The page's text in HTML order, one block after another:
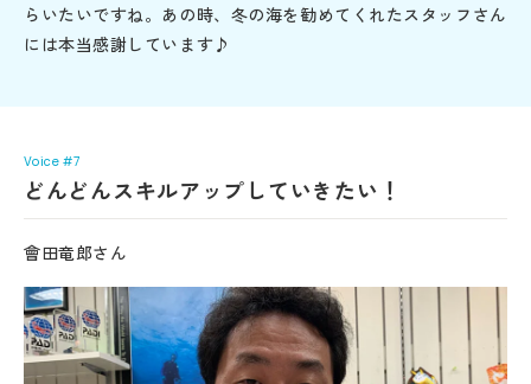
らいたいですね。あの時、冬の海を勧めてくれたスタッフさん
には本当感謝しています♪
Voice #7
どんどんスキルアップしていきたい！
會田竜郎さん